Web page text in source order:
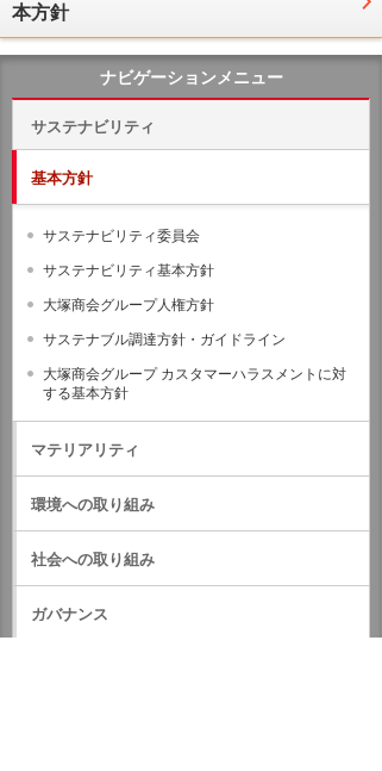
本方針
ナビゲーションメニュー
サステナビリティ
基本方針
サステナビリティ委員会
サステナビリティ基本方針
大塚商会グループ人権方針
サステナブル調達方針・ガイドライン
大塚商会グループ カスタマーハラスメントに対
する基本方針
マテリアリティ
環境への取り組み
社会への取り組み
ガバナンス